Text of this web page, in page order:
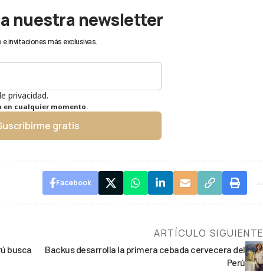
nuestra newsletter
invitaciones más exclusivas.
privacidad.
en cualquier momento.
gratis
Facebook
busca
ARTÍCULO SIGUIENTE
Backus desarrolla la primera cebada cervecera del
Perú